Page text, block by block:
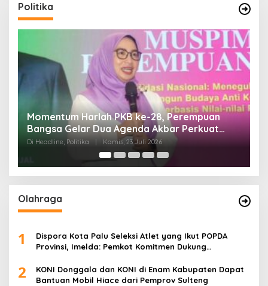
Politika
Di Pelantikan PAN Sulteng, Gubernur Anwar
Hafid Ajak Sinergi Optimalkan Potensi Daerah
Di Headline, Politika Minggu, 5 Juli 2026
Olahraga
1
Dispora Kota Palu Seleksi Atlet yang Ikut POPDA
Provinsi, Imelda: Pemkot Komitmen Dukung
2
KONI Donggala dan KONI di Enam Kabupaten Dapat
Bantuan Mobil Hiace dari Pemprov Sulteng